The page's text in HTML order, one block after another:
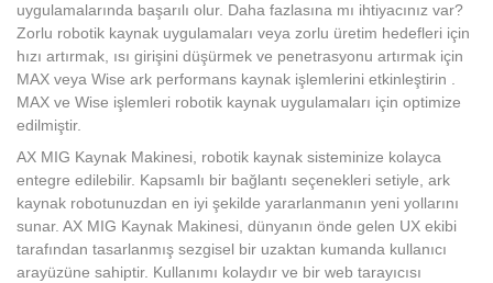
uygulamalarında başarılı olur. Daha fazlasına mı ihtiyacınız var?
Zorlu robotik kaynak uygulamaları veya zorlu üretim hedefleri için
hızı artırmak, ısı girişini düşürmek ve penetrasyonu artırmak için
MAX veya Wise ark performans kaynak işlemlerini etkinleştirin .
MAX ve Wise işlemleri robotik kaynak uygulamaları için optimize
edilmiştir.
AX MIG Kaynak Makinesi, robotik kaynak sisteminize kolayca
entegre edilebilir. Kapsamlı bir bağlantı seçenekleri setiyle, ark
kaynak robotunuzdan en iyi şekilde yararlanmanın yeni yollarını
sunar. AX MIG Kaynak Makinesi, dünyanın önde gelen UX ekibi
tarafından tasarlanmış sezgisel bir uzaktan kumanda kullanıcı
arayüzüne sahiptir. Kullanımı kolaydır ve bir web tarayıcısı